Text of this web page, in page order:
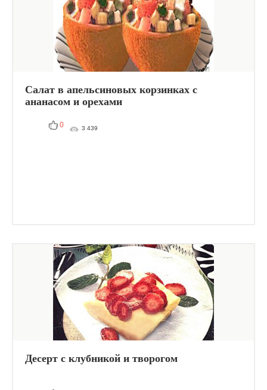
Салат в апельсиновых корзинках с
ананасом и орехами
0 3 439
Десерт с клубникой и творогом